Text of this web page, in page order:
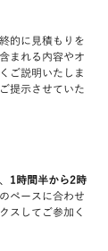
的に見積もりを
まれる内容やオ
ご説明いたしま
提示させていた
1時間半から2時
ペースに合わせ
スしてご参加く